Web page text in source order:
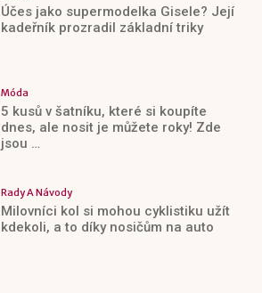
Účes jako supermodelka Gisele? Její
kadeřník prozradil základní triky
Móda
5 kusů v šatníku, které si koupíte
dnes, ale nosit je můžete roky! Zde
jsou …
Rady A Návody
Milovníci kol si mohou cyklistiku užít
kdekoli, a to díky nosičům na auto